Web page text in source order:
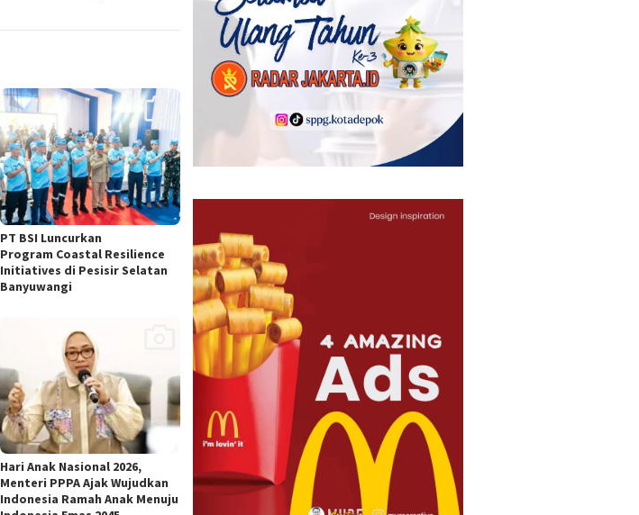
PT BSI Luncurkan
Program Coastal Resilience
Initiatives di Pesisir Selatan
Banyuwangi
Hari Anak Nasional 2026,
Menteri PPPA Ajak Wujudkan
Indonesia Ramah Anak Menuju